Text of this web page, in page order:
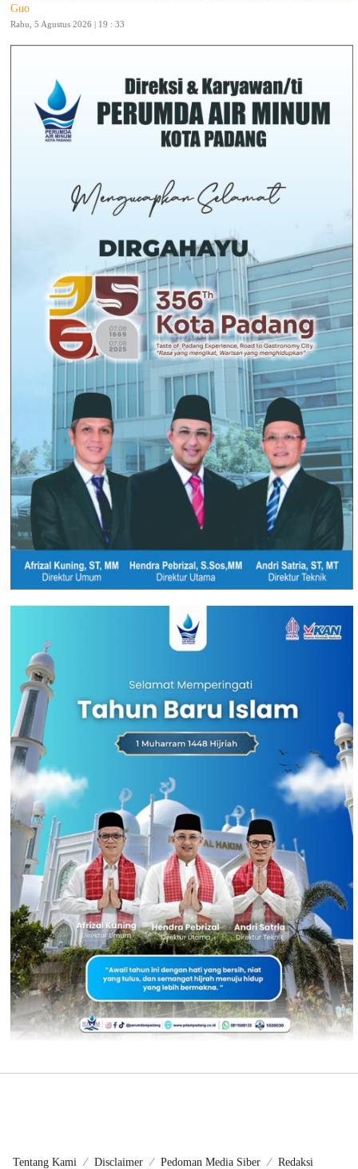
Guo
Rabu, 5 Agustus 2026 | 19 : 33
Tentang Kami Disclaimer Pedoman Media Siber Redaksi